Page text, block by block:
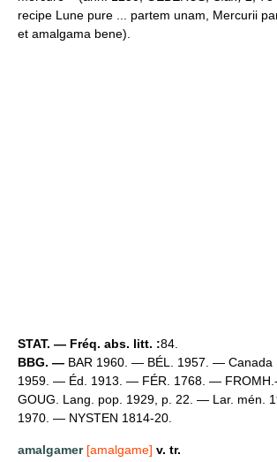
recipe Lune pure ... partem unam, Mercurii
et amalgama bene).
STAT. — Fréq. abs. litt. :84.
BBG. — BAR 1960. — BÉL. 1957. — Canada
1959. — Éd. 1913. — FÉR. 1768. —
GOUG. Lang. pop. 1929, p. 22. — Lar. mén.
1970. — NYSTEN 1814-20.
amalgamer [amalgame] v. tr.